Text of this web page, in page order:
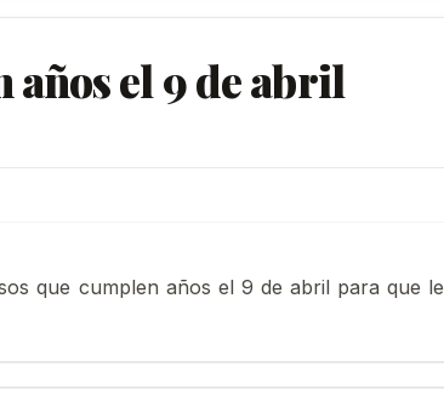
años el 9 de abril
que cumplen años el 9 de abril para que le